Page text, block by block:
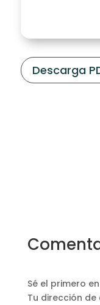
Descarga
Sé el primero
Tu dirección